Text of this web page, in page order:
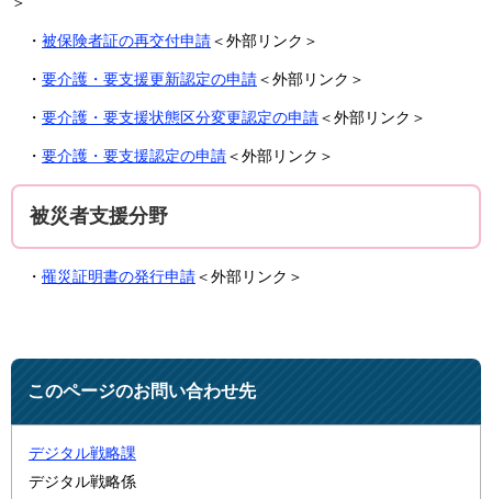
・ 被保険者証の再交付申請＜外部リンク＞
・ 要介護・要支援更新認定の申請＜外部リンク＞
・ 要介護・要支援状態区分変更認定の申請＜外部リンク＞
・ 要介護・要支援認定の申請＜外部リンク＞
被災者支援分野
・ 罹災証明書の発行申請＜外部リンク＞
このページのお問い合わせ先
デジタル戦略課
デジタル戦略係